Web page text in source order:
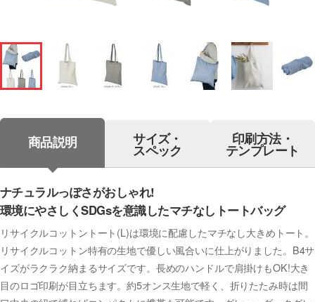
商品説明 サイズ・
スペック
印刷方法・
テンプレート
ナチュラルっぽさがおしゃれ!
環境にやさしくSDGsを意識したマチなしトートバッグ
リサイクルコットントート(L)は環境に配慮したマチなし大きめトート。
リサイクルコットン特有の生地で優しい風合いに仕上がりました。B4サ
イズがラクラク納まるサイズです。長めのハンドルで肩掛けもOK!大き
目のロゴ印刷が目立ちます。約5オンス生地で軽く、折りたたみ時は間